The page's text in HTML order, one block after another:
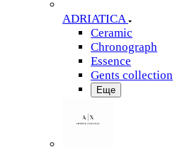
ADRIATICA
Ceramic
Chronograph
Essence
Gents collection
Еще